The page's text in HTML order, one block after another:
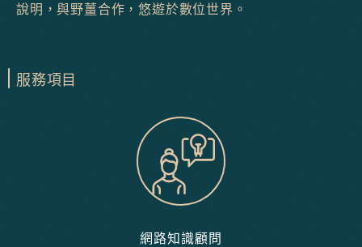
說明，與野薑合作，悠遊於數位世界。
服務項目
網路知識顧問